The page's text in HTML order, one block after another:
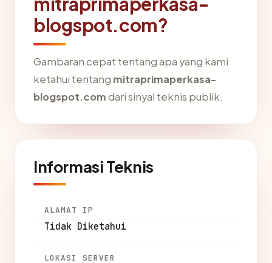
blogspot.com?
Gambaran cepat tentang apa yang kami
ketahui tentang mitraprimaperkasa-
blogspot.comdari sinyal teknis publik.
Informasi Teknis
ALAMAT IP
Tidak Diketahui
LOKASI SERVER